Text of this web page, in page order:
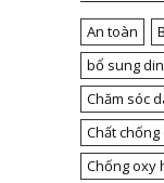
An toàn
bổ sung
Chăm sóc
Chất
Chống oxy